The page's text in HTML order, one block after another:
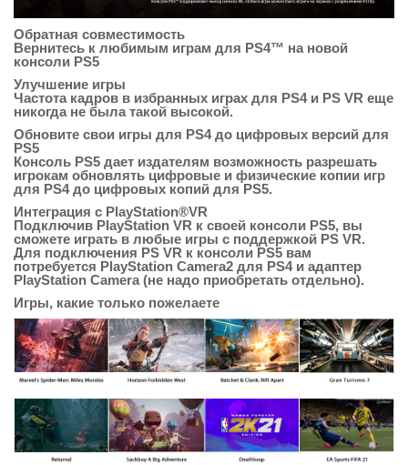
Обратная совместимость
Вернитесь к любимым играм для PS4™ на новой
консоли PS5
Улучшение игры
Частота кадров в избранных играх для PS4 и PS VR еще
никогда не была такой высокой.
Обновите свои игры для PS4 до цифровых версий для
PS5
Консоль PS5 дает издателям возможность разрешать
игрокам обновлять цифровые и физические копии игр
для PS4 до цифровых копий для PS5.
Интеграция с PlayStation®VR
Подключив PlayStation VR к своей консоли PS5, вы
сможете играть в любые игры с поддержкой PS VR.
Для подключения PS VR к консоли PS5 вам
потребуется PlayStation Camera2 для PS4 и адаптер
PlayStation Camera (не надо приобретать отдельно).
Игры, какие только пожелаете